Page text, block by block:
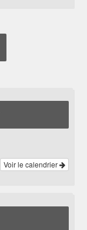
Voir le calendrier